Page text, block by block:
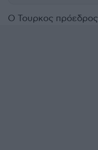
Ο Τουρκος πρόεδρος